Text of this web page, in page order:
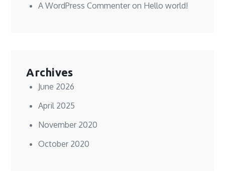
A WordPress Commenteron Hello world!
Archives
June 2026
April 2025
November 2020
October 2020